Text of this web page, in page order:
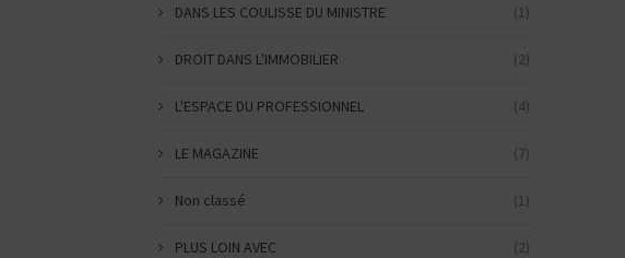
DANS LES COULISSE DU MINISTRE (1)
DROIT DANS L'IMMOBILIER (2)
L'ESPACE DU PROFESSIONNEL (4)
LE MAGAZINE (7)
Non classé (1)
PLUS LOIN AVEC (2)